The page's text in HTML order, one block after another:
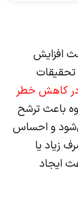
افزایش
کاهش خطر
باعث ترشح
و احساس
زیاد یا
ایجاد